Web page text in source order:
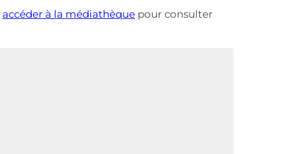
accéder à la médiathèque pour consulter